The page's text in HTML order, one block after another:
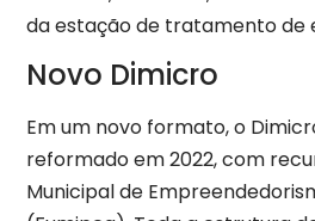
da estação de tratamento de
Novo Dimicro
Em um novo formato, o
reformado em 2022, com
Municipal de